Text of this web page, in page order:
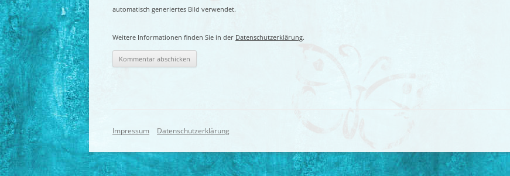
automatisch generiertes Bild verwendet.
Weitere Informationen finden Sie in der Datenschutzerklärung.
Impressum Datenschutzerklärung